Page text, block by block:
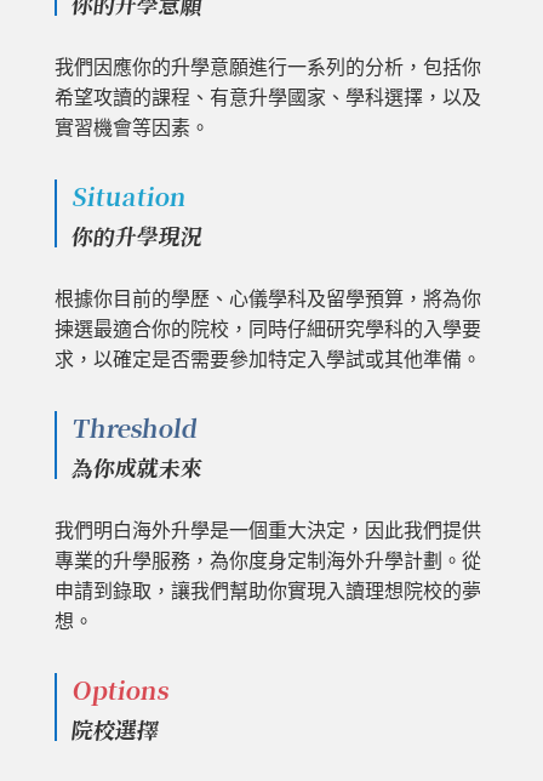
你的升學意願
我們因應你的升學意願進行一系列的分析，包括你
希望攻讀的課程、有意升學國家、學科選擇，以及
實習機會等因素。
Situation
你的升學現況
根據你目前的學歷、心儀學科及留學預算，將為你
揀選最適合你的院校，同時仔細研究學科的入學要
求，以確定是否需要參加特定入學試或其他準備。
Threshold
為你成就未來
我們明白海外升學是一個重大決定，因此我們提供
專業的升學服務，為你度身定制海外升學計劃。從
申請到錄取，讓我們幫助你實現入讀理想院校的夢
想。
Options
院校選擇